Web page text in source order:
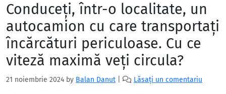
Conduceţi, într-o localitate, un
autocamion cu care transportaţi
încărcături periculoase. Cu ce
viteză maximă veţi circula?
21 noiembrie 2024 by Balan Danut Lăsați un comentariu